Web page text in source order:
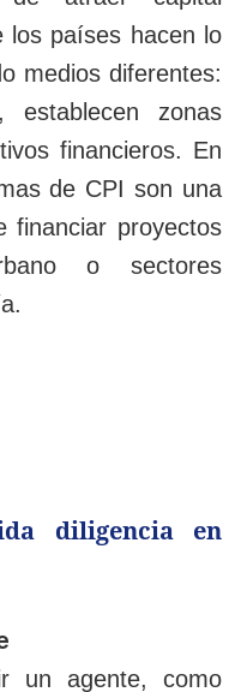
los países hacen lo
medios diferentes:
establecen zonas
financieros. En
de CPI son una
financiar proyectos
o sectores
diligencia en
un agente, como